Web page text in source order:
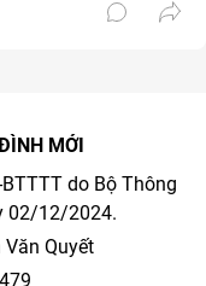
MỚI
do Bộ Thông
02/12/2024.
Văn Quyết